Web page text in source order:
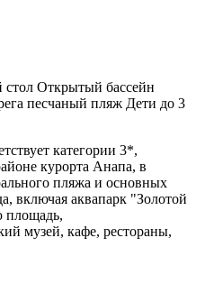
Открытый бассейн
песчаный пляж Дети до 3
категории 3*,
курорта Анапа, в
пляжа и основных
включая аквапарк "Золотой
площадь,
музей, кафе, рестораны,